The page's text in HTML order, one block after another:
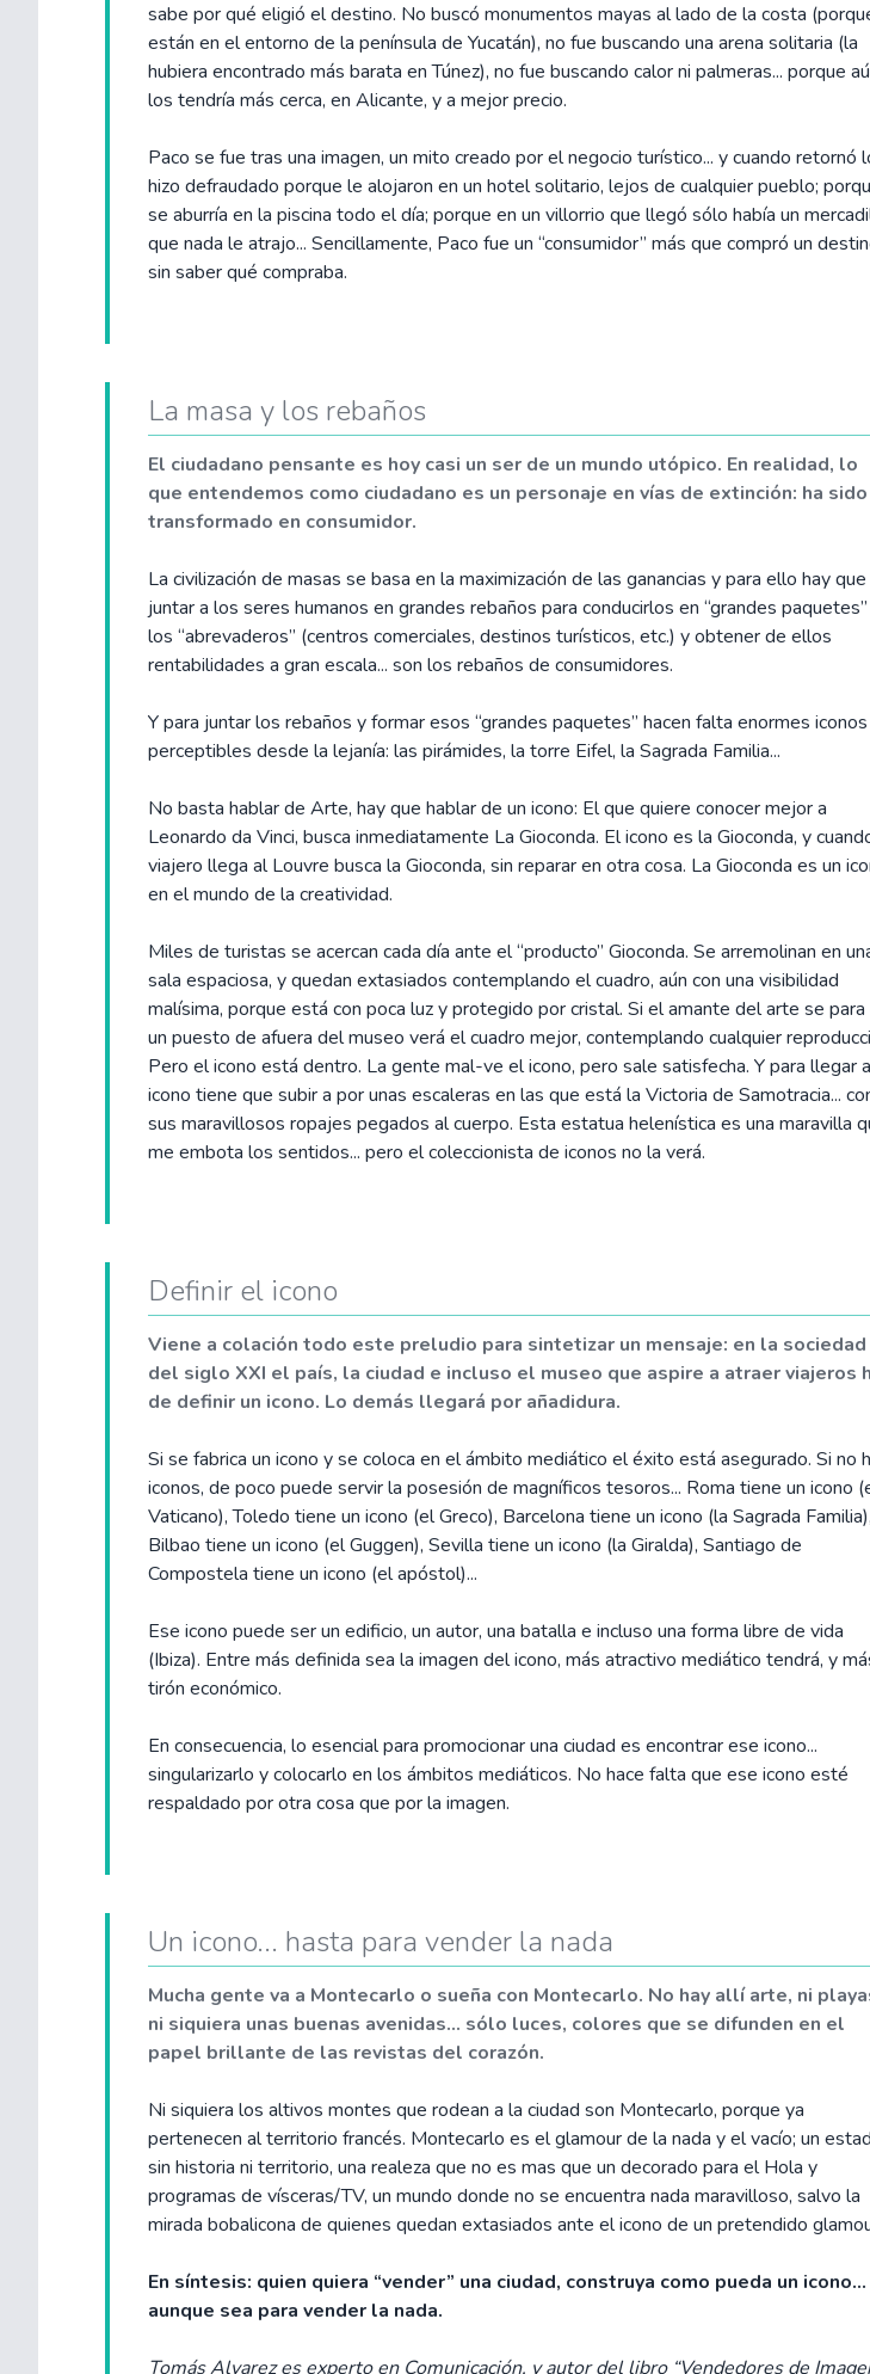
sabe por qué eligió el destino. No buscó monumentos mayas al lado de la costa
están en el entorno de la península de Yucatán), no fue buscando una arena solitaria (la
hubiera encontrado más barata en Túnez), no fue buscando calor ni palmeras... porque
los tendría más cerca, en Alicante, y a mejor precio.
Paco se fue tras una imagen, un mito creado por el negocio turístico... y cuando retornó
hizo defraudado porque le alojaron en un hotel solitario, lejos de cualquier pueblo;
se aburría en la piscina todo el día; porque en un villorrio que llegó sólo había un
que nada le atrajo... Sencillamente, Paco fue un “consumidor” más que compró un
sin saber qué compraba.
La masa y los rebaños
El ciudadano pensante es hoy casi un ser de un mundo utópico. En realidad, lo
que entendemos como ciudadano es un personaje en vías de extinción: ha sido
transformado en consumidor.
La civilización de masas se basa en la maximización de las ganancias y para ello hay que
juntar a los seres humanos en grandes rebaños para conducirlos en “grandes
los “abrevaderos” (centros comerciales, destinos turísticos, etc.) y obtener de ellos
rentabilidades a gran escala... son los rebaños de consumidores.
Y para juntar los rebaños y formar esos “grandes paquetes” hacen falta enormes iconos
perceptibles desde la lejanía: las pirámides, la torre Eifel, la Sagrada Familia...
No basta hablar de Arte, hay que hablar de un icono: El que quiere conocer mejor a
Leonardo da Vinci, busca inmediatamente La Gioconda. El icono es la Gioconda, y
viajero llega al Louvre busca la Gioconda, sin reparar en otra cosa. La Gioconda es un
en el mundo de la creatividad.
Miles de turistas se acercan cada día ante el “producto” Gioconda. Se arremolinan en
sala espaciosa, y quedan extasiados contemplando el cuadro, aún con una visibilidad
malísima, porque está con poca luz y protegido por cristal. Si el amante del arte se para
un puesto de afuera del museo verá el cuadro mejor, contemplando cualquier
Pero el icono está dentro. La gente mal-ve el icono, pero sale satisfecha. Y para llegar
icono tiene que subir a por unas escaleras en las que está la Victoria de Samotracia...
sus maravillosos ropajes pegados al cuerpo. Esta estatua helenística es una maravilla
me embota los sentidos... pero el coleccionista de iconos no la verá.
Definir el icono
Viene a colación todo este preludio para sintetizar un mensaje: en la sociedad
del siglo XXI el país, la ciudad e incluso el museo que aspire a atraer viajeros
de definir un icono. Lo demás llegará por añadidura.
Si se fabrica un icono y se coloca en el ámbito mediático el éxito está asegurado. Si no
iconos, de poco puede servir la posesión de magníficos tesoros... Roma tiene un icono
Vaticano), Toledo tiene un icono (el Greco), Barcelona tiene un icono (la Sagrada Familia),
Bilbao tiene un icono (el Guggen), Sevilla tiene un icono (la Giralda), Santiago de
Compostela tiene un icono (el apóstol)...
Ese icono puede ser un edificio, un autor, una batalla e incluso una forma libre de vida
(Ibiza). Entre más definida sea la imagen del icono, más atractivo mediático tendrá, y
tirón económico.
En consecuencia, lo esencial para promocionar una ciudad es encontrar ese icono...
singularizarlo y colocarlo en los ámbitos mediáticos. No hace falta que ese icono esté
respaldado por otra cosa que por la imagen.
Un icono... hasta para vender la nada
Mucha gente va a Montecarlo o sueña con Montecarlo. No hay allí arte, ni
ni siquiera unas buenas avenidas... sólo luces, colores que se difunden en el
papel brillante de las revistas del corazón.
Ni siquiera los altivos montes que rodean a la ciudad son Montecarlo, porque ya
pertenecen al territorio francés. Montecarlo es el glamour de la nada y el vacío; un
sin historia ni territorio, una realeza que no es mas que un decorado para el Hola y
programas de vísceras/TV, un mundo donde no se encuentra nada maravilloso, salvo la
mirada bobalicona de quienes quedan extasiados ante el icono de un pretendido
En síntesis: quien quiera “vender” una ciudad, construya como pueda un icono...
aunque sea para vender la nada.
Tomás Alvarez es experto en Comunicación, y autor del libro “Vendedores de